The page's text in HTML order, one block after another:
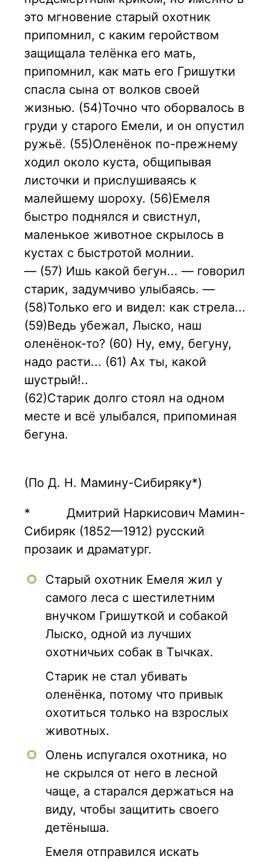
это мгновение старый охотник
припомнил, с каким геройством
защищала телёнка его мать,
припомнил, как мать его Гришутки
спасла сына от волков своей
жизнью. (54)Точно что оборвалось в
груди у старого Емели, и он опустил
ружьё. (55)Оленёнок по-прежнему
ходил около куста, общипывая
листочки и прислушиваясь к
малейшему шороху. (56)Емеля
быстро поднялся и свистнул,
маленькое животное скрылось в
кустах с быстротой молнии.
— (57) Ишь какой бегун... — говорил
старик, задумчиво улыбаясь. —
(58)Только его и видел: как стрела...
(59)Ведь убежал, Лыско, наш
оленёнок-то? (60) Ну, ему, бегуну,
надо расти... (61) Ах ты, какой
шустрый!..
(62)Старик долго стоял на одном
месте и всё улыбался, припоминая
бегуна.
(По Д. Н. Мамину-Сибиряку*)
* Дмитрий Наркисович Мамин-
Сибиряк (1852—1912) русский
прозаик и драматург.
Старый охотник Емеля жил у
самого леса с шестилетним
внучком Гришуткой и собакой
Лыско, одной из лучших
охотничьих собак в Тычках.
Старик не стал убивать
оленёнка, потому что привык
охотиться только на взрослых
животных.
Олень испугался охотника, но
не скрылся от него в лесной
чаще, а старался держаться на
виду, чтобы защитить своего
детёныша.
Емеля отправился искать